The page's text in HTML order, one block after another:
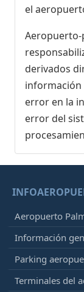
el
Aeropuerto-
derivados
información
error en la
error del
Aeropuerto
Información
Parking
Terminales del